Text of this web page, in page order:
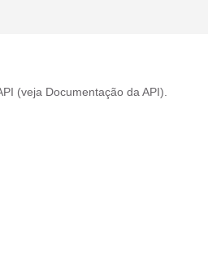
(veja Documentação da API ).